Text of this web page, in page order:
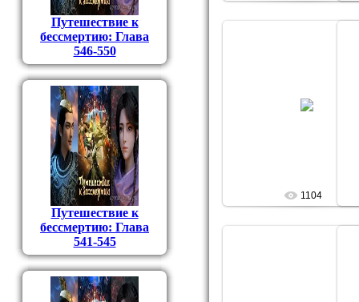
Путешествие к
бессмертию: Глава
546-550
Путешествие к
бессмертию: Глава
541-545
1104